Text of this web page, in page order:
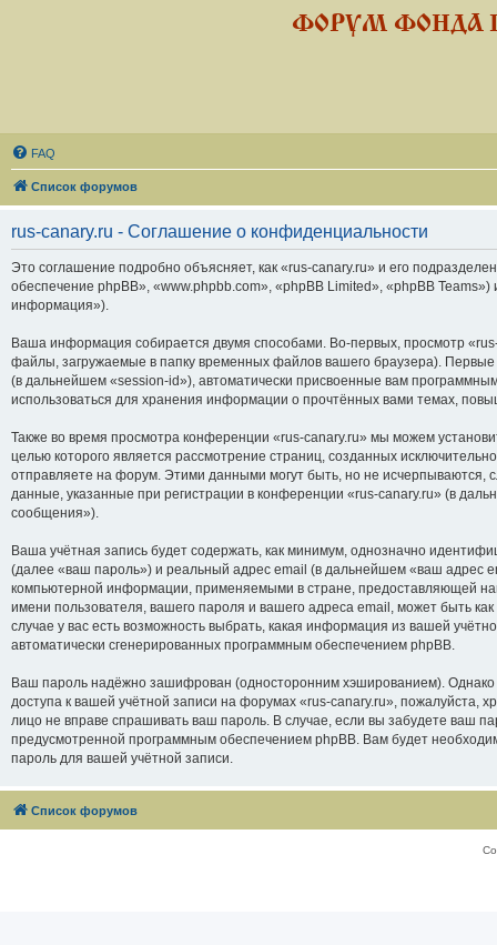
ФОРУМ ФОНДА
FAQ
Список форумов
rus-canary.ru - Соглашение о конфиденциальности
Это соглашение подробно объясняет, как «rus-canary.ru» и его
обеспечение phpBB», «www.phpbb.com», «phpBB Limited», «phpBB
информация»).
Ваша информация собирается двумя способами. Во-первых, просмотр
файлы, загружаемые в папку временных файлов вашего браузера).
(в дальнейшем «session-id»), автоматически присвоенные вам
использоваться для хранения информации о прочтённых вами темах,
Также во время просмотра конференции «rus-canary.ru» мы можем
целью которого является рассмотрение страниц, созданных
отправляете на форум. Этими данными могут быть, но не
данные, указанные при регистрации в конференции «rus-canary.ru» (в
сообщения»).
Ваша учётная запись будет содержать, как минимум, однозначно
(далее «ваш пароль») и реальный адрес email (в дальнейшем «ваш адрес
компьютерной информации, применяемыми в стране, предоставляющей
имени пользователя, вашего пароля и вашего адреса email, может быть
случае у вас есть возможность выбрать, какая информация из вашей
автоматически сгенерированных программным обеспечением phpBB.
Ваш пароль надёжно зашифрован (односторонним хэшированием). Однако
доступа к вашей учётной записи на форумах «rus-canary.ru», пожалуйста,
лицо не вправе спрашивать ваш пароль. В случае, если вы забудете ваш
предусмотренной программным обеспечением phpBB. Вам будет
пароль для вашей учётной записи.
Список форумов